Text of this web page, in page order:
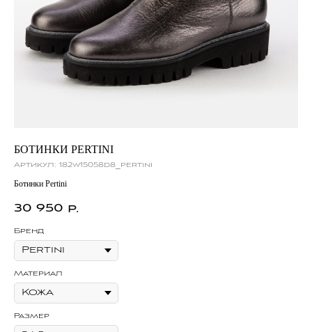
БОТИНКИ PERTINI
Артикул: 182w15058d8_pertini
Ботинки Pertini
30 950 р.
Бренд
Материал
Размер